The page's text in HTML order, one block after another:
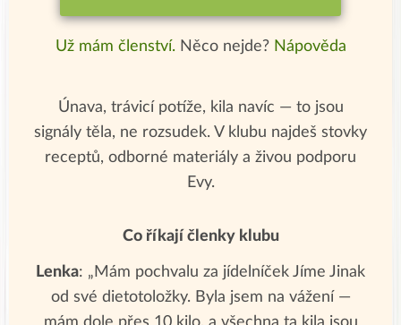
Už mám členství. Něco nejde? Nápověda
Únava, trávicí potíže, kila navíc — to jsou
signály těla, ne rozsudek. V klubu najdeš stovky
receptů, odborné materiály a živou podporu
Evy.
Co říkají členky klubu
Lenka: „Mám pochvalu za jídelníček Jíme Jinak
od své dietotoložky. Byla jsem na vážení —